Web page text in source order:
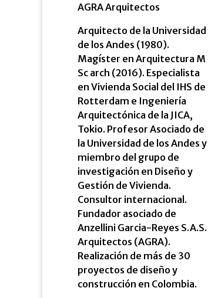
AGRA Arquitectos
Arquitecto de la Universidad
de los Andes (1980).
Magíster en Arquitectura M
Sc arch (2016). Especialista
en Vivienda Social del IHS de
Rotterdam e Ingeniería
Arquitectónica de la JICA,
Tokio. Profesor Asociado de
la Universidad de los Andes y
miembro del grupo de
investigación en Diseño y
Gestión de Vivienda.
Consultor internacional.
Fundador asociado de
Anzellini Garcia-Reyes S.A.S.
Arquitectos (AGRA).
Realización de más de 30
proyectos de diseño y
construcción en Colombia.